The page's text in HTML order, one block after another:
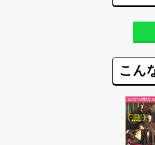
こん